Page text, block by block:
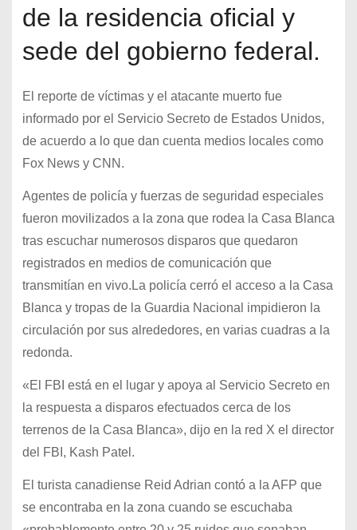
de la residencia oficial y
sede del gobierno federal.
El reporte de víctimas y el atacante muerto fue
informado por el Servicio Secreto de Estados Unidos,
de acuerdo a lo que dan cuenta medios locales como
Fox News y CNN.
Agentes de policía y fuerzas de seguridad especiales
fueron movilizados a la zona que rodea la Casa Blanca
tras escuchar numerosos disparos que quedaron
registrados en medios de comunicación que
transmitían en vivo.La policía cerró el acceso a la Casa
Blanca y tropas de la Guardia Nacional impidieron la
circulación por sus alrededores, en varias cuadras a la
redonda.
«El FBI está en el lugar y apoya al Servicio Secreto en
la respuesta a disparos efectuados cerca de los
terrenos de la Casa Blanca», dijo en la red X el director
del FBI, Kash Patel.
El turista canadiense Reid Adrian contó a la AFP que
se encontraba en la zona cuando se escuchaba